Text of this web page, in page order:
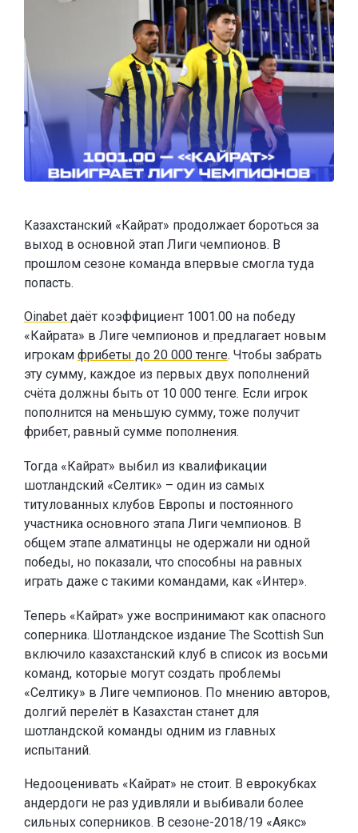
Казахстанский «Кайрат» продолжает бороться за
выход в основной этап Лиги чемпионов. В
прошлом сезоне команда впервые смогла туда
попасть.
Oinabet даёт коэффициент 1001.00 на победу
«Кайрата» в Лиге чемпионов и предлагает новым
игрокам фрибеты до 20 000 тенге. Чтобы забрать
эту сумму, каждое из первых двух пополнений
счёта должны быть от 10 000 тенге. Если игрок
пополнится на меньшую сумму, тоже получит
фрибет, равный сумме пополнения.
Тогда «Кайрат» выбил из квалификации
шотландский «Селтик» – один из самых
титулованных клубов Европы и постоянного
участника основного этапа Лиги чемпионов. В
общем этапе алматинцы не одержали ни одной
победы, но показали, что способны на равных
играть даже с такими командами, как «Интер».
Теперь «Кайрат» уже воспринимают как опасного
соперника. Шотландское издание The Scottish Sun
включило казахстанский клуб в список из восьми
команд, которые могут создать проблемы
«Селтику» в Лиге чемпионов. По мнению авторов,
долгий перелёт в Казахстан станет для
шотландской команды одним из главных
испытаний.
Недооценивать «Кайрат» не стоит. В еврокубках
андердоги не раз удивляли и выбивали более
сильных соперников. В сезоне-2018/19 «Аякс»